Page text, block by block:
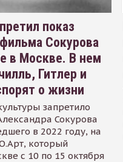
показ
Сокурова
в Москве. В нем
Гитлер и
о жизни
запретило
Сокурова
в 2022 году, на
который
с 10 по 15 октября